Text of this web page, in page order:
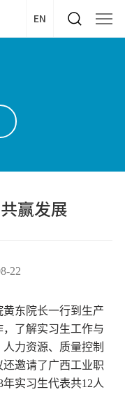
EN
赢发展
22
东院长一行到生产
了解实习生工作与
力资源、质量控制
邀请了广西工业职
实习生代表共12人